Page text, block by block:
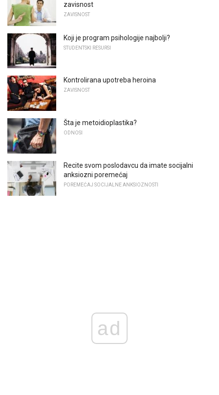
zavisnost
ZAVISNOST
Koji je program psihologije najbolji?
STUDENTSKI RESURSI
Kontrolirana upotreba heroina
ZAVISNOST
Šta je metoidioplastika?
ODNOSI
Recite svom poslodavcu da imate socijalni
anksiozni poremećaj
POREMEĆAJ SOCIJALNE ANKSIOZNOSTI
ad